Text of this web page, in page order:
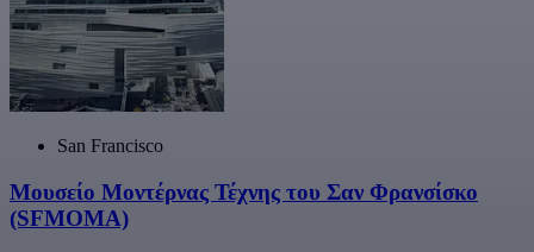
San Francisco
Μουσείο Μοντέρνας Τέχνης του Σαν Φρανσίσκο
(SFMOMA)